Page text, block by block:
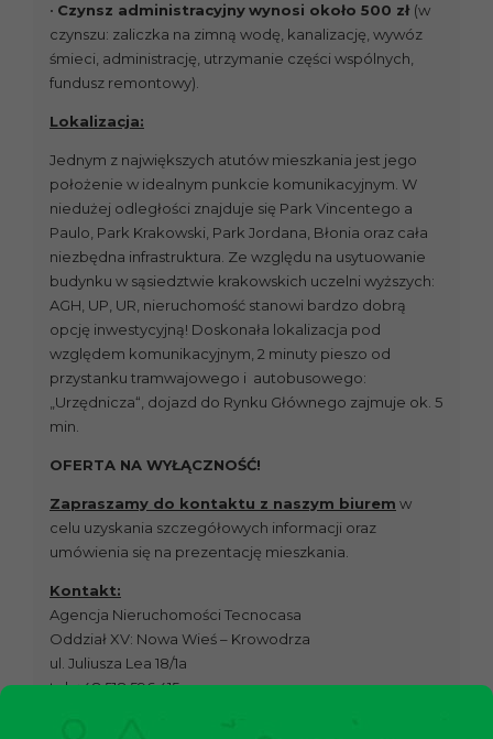
• Czynsz administracyjnywynosi około 500 zł (w
czynszu: zaliczka na zimną wodę, kanalizację, wywóz
śmieci, administrację, utrzymanie części wspólnych,
fundusz remontowy).
Lokalizacja:
Jednym z największych atutów mieszkania jest jego
położenie w idealnym punkcie komunikacyjnym. W
niedużej odległości znajduje się Park Vincentego a
Paulo, Park Krakowski, Park Jordana, Błonia oraz cała
niezbędna infrastruktura. Ze względu na usytuowanie
budynku w sąsiedztwie krakowskich uczelni wyższych:
AGH, UP, UR, nieruchomość stanowi bardzo dobrą
opcję inwestycyjną! Doskonała lokalizacja pod
względem komunikacyjnym, 2 minuty pieszo od
przystanku tramwajowego i autobusowego:
„Urzędnicza“, dojazd do Rynku Głównego zajmuje ok. 5
min.
OFERTA NA WYŁĄCZNOŚĆ!
Zapraszamy do kontaktu z naszym biurem w
celu uzyskania szczegółowych informacji oraz
umówienia się na prezentację mieszkania.
Kontakt:
Agencja Nieruchomości Tecnocasa
Oddział XV: Nowa Wieś – Krowodrza
ul. Juliusza Lea 18/1a
tel: +48 518 596 415